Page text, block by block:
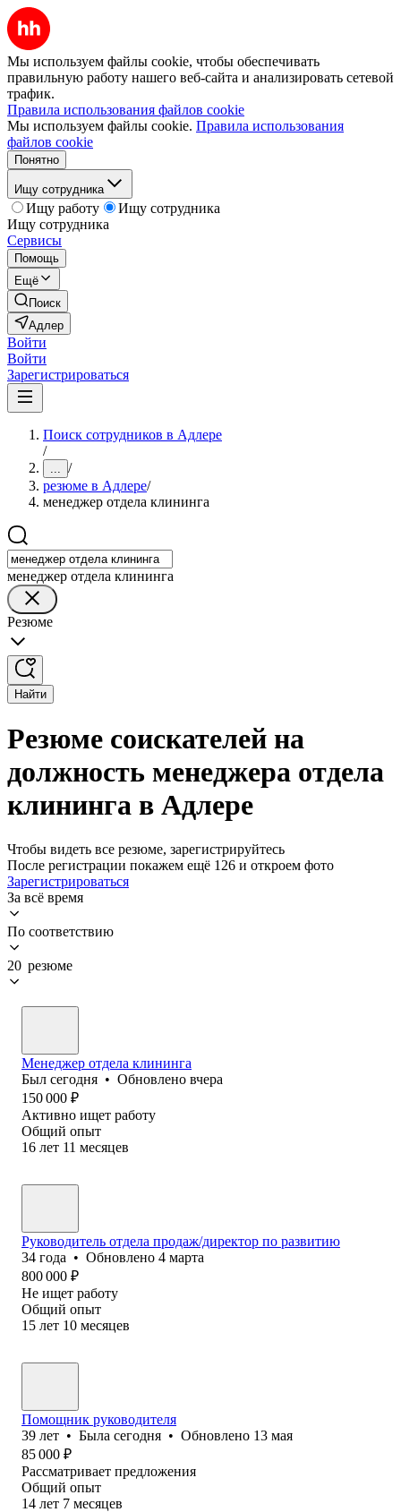
Мы используем файлы cookie, чтобы обеспечивать
правильную работу нашего веб-сайта и анализировать сетевой
трафик.
Правила использования файлов cookie
Мы используем файлы cookie. Правила использования
файлов cookie
Понятно
Ищу сотрудника
Ищу работу
Ищу сотрудника
Ищу сотрудника
Сервисы
Помощь
Ещё
Поиск
Адлер
Войти
Войти
Зарегистрироваться
Поиск сотрудников в Адлере
/
... /
резюме в Адлере/
менеджер отдела клининга
менеджер отдела клининга
Резюме
Найти
Резюме соискателей на
должность менеджера отдела
клининга в Адлере
Чтобы видеть все резюме, зарегистрируйтесь
После регистрации покажем ещё 126 и откроем фото
Зарегистрироваться
За всё время
По соответствию
20 резюме
Менеджер отдела клининга
Был сегодня • Обновлено вчера
150 000 ₽
Активно ищет работу
Общий опыт
16 лет 11 месяцев
Руководитель отдела продаж/директор по развитию
34 года • Обновлено 4 марта
800 000 ₽
Не ищет работу
Общий опыт
15 лет 10 месяцев
Помощник руководителя
39 лет • Была сегодня • Обновлено 13 мая
85 000 ₽
Рассматривает предложения
Общий опыт
14 лет 7 месяцев